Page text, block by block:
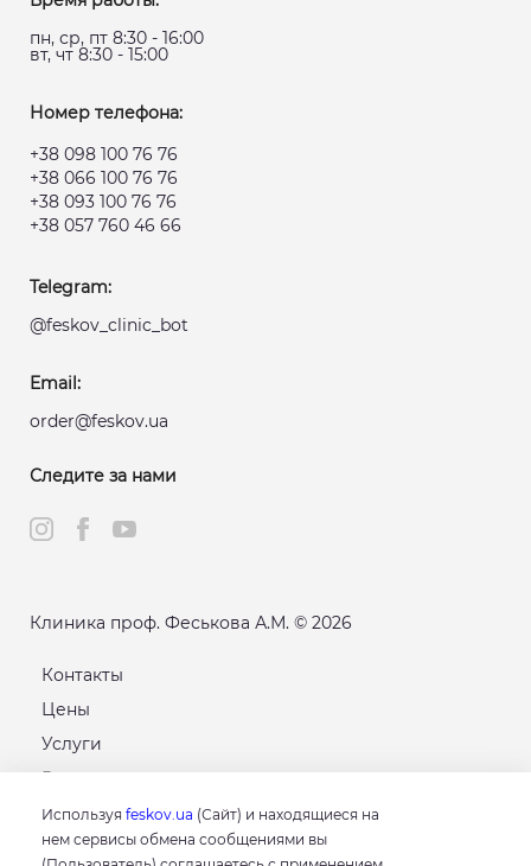
Используя feskov.ua (Сайт) и находящиеся на
нем сервисы обмена сообщениями вы
пн, ср, пт 8:30 - 16:00
вт, чт 8:30 - 15:00
Номер телефона:
+38 098 100 76 76
+38 066 100 76 76
+38 093 100 76 76
+38 057 760 46 66
Telegram:
@feskov_clinic_bot
Email:
order@feskov.ua
Следите за нами
Клиника проф. Феськова А.М. © 2026
Контакты
Цены
Услуги
Расписание
Карта сайта